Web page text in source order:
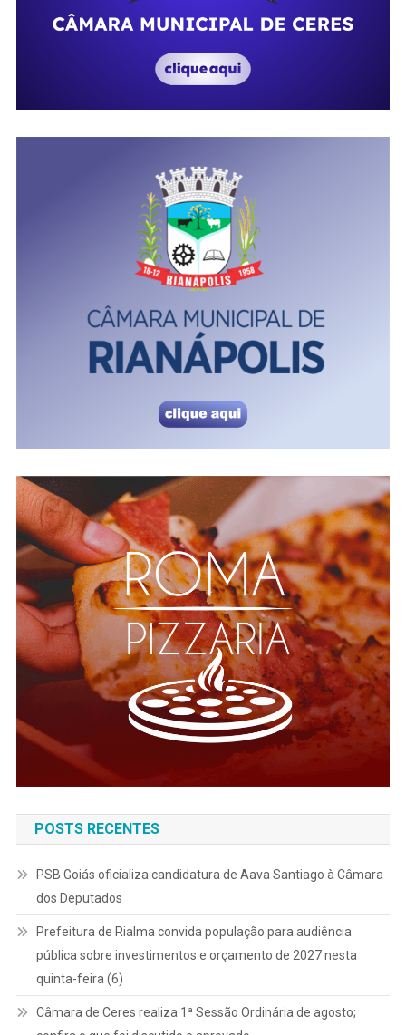
POSTS RECENTES
PSB Goiás oficializa candidatura de Aava Santiago à Câmara
dos Deputados
Prefeitura de Rialma convida população para audiência
pública sobre investimentos e orçamento de 2027 nesta
quinta-feira (6)
Câmara de Ceres realiza 1ª Sessão Ordinária de agosto;